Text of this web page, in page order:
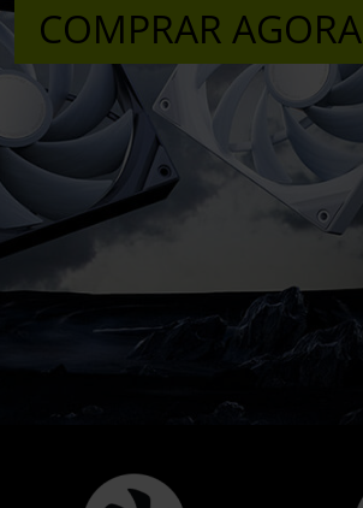
COMPRAR AGORA